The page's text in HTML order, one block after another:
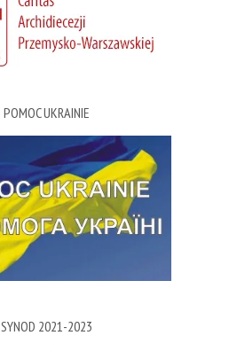
POMOC UKRAINIE
SYNOD 2021-2023